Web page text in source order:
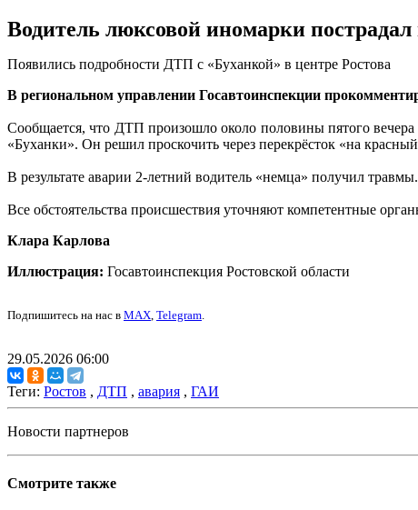
Водитель люксовой иномарки
Появились подробности ДТП с «Буханкой» в центре Ростова
В региональном управлении Госавтоинспекции
Сообщается, что ДТП произошло около половины пятого
«Буханки». Он решил проскочить через перекрёсток «на
В результате аварии 2-летний водитель «немца» получил травмы.
Все обстоятельства происшествия уточняют компетентные
Клара Карлова
Иллюстрация: Госавтоинспекция Ростовской области
Подпишитесь на нас в MAX, Telegram.
29.05.2026 06:00
Теги: Ростов , ДТП , авария , ГАИ
Новости партнеров
Смотрите также